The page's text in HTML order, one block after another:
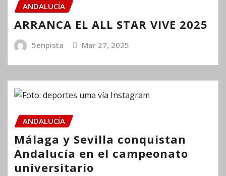
ANDALUCÍA
ARRANCA EL ALL STAR VIVE 2025
5enpista Mar 27, 2025
ANDALUCÍA
Málaga y Sevilla conquistan
Andalucía en el campeonato
universitario